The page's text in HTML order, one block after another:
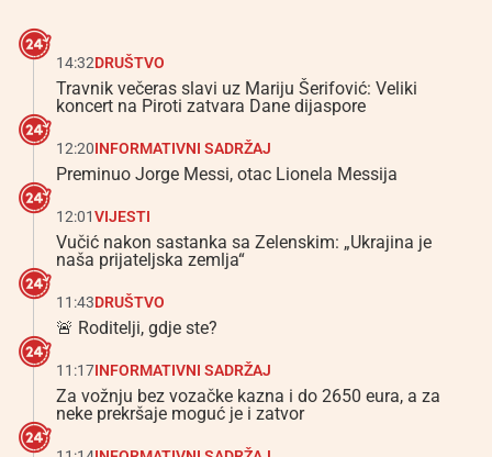
14:32DRUŠTVO
Travnik večeras slavi uz Mariju Šerifović: Veliki
koncert na Piroti zatvara Dane dijaspore
12:20INFORMATIVNI SADRŽAJ
Preminuo Jorge Messi, otac Lionela Messija
12:01VIJESTI
Vučić nakon sastanka sa Zelenskim: „Ukrajina je
naša prijateljska zemlja“
11:43DRUŠTVO
🚨 Roditelji, gdje ste?
11:17INFORMATIVNI SADRŽAJ
Za vožnju bez vozačke kazna i do 2650 eura, a za
neke prekršaje moguć je i zatvor